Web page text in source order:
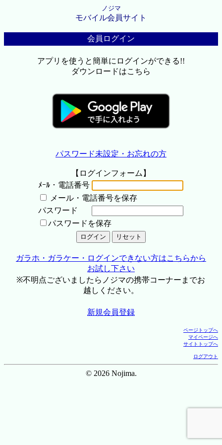
ノジマ
モバイル会員サイト
会員ログイン
アプリを使うと簡単にログインができる!!
ダウンロードはこちら
パスワード未設定・お忘れの方
【ログインフォーム】
ﾒｰﾙ・電話番号
メール・電話番号を保存
パスワード
パスワードを保存
ガラホ・ガラケー・ログインできない方はこちらから
お試し下さい
※不明点ございましたらノジマの携帯コーナーまでお
越しください。
新規会員登録
ページトップへ
マイページへ
サイトトップへ
ログアウト
© 2026 Nojima.